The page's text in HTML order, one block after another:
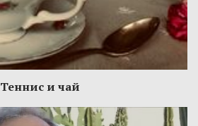
Теннис и чай